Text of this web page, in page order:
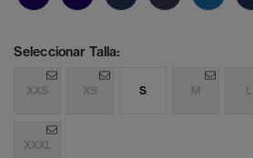
Seleccionar Talla:
XXS XS S M L
XXXL